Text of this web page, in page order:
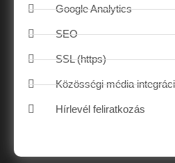
Google Analytics
SEO
SSL (https)
Közösségi média
Hírlevél feliratkozás